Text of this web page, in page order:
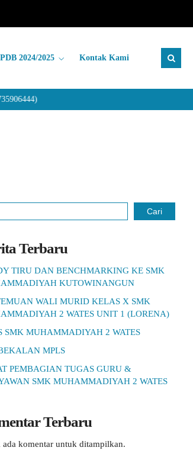
2024/2025 Kontak Kami
Cari
Terbaru
TIRU DAN BENCHMARKING KE SMK
KUTOWINANGUN
WALI MURID KELAS X SMK
2 WATES UNIT 1 (LORENA)
SMK MUHAMMADIYAH 2 WATES
MPLS
PEMBAGIAN TUGAS GURU &
SMK MUHAMMADIYAH 2 WATES
Terbaru
ada komentar untuk ditampilkan.